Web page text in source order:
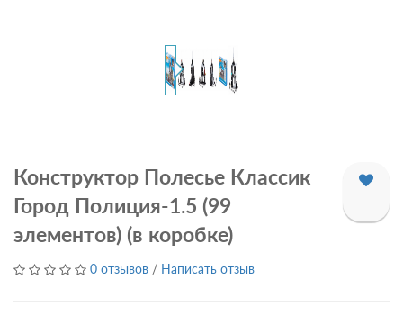
Конструктор Полесье Классик
Город Полиция-1.5 (99
элементов) (в коробке)
0 отзывов / Написать отзыв